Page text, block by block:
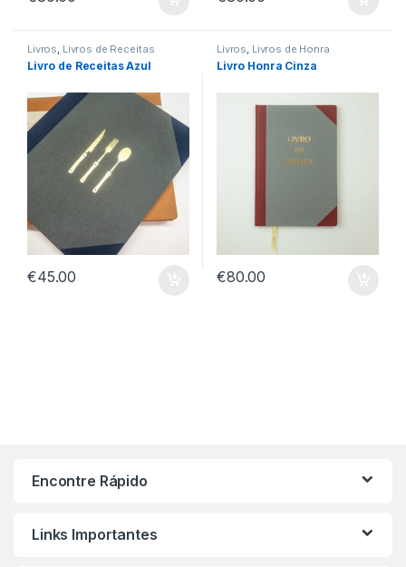
Livros, Livros de Receitas
Livro de Receitas Azul
€45.00
Livros, Livros de Honra
Livro Honra Cinza
€80.00
Encontre Rápido
Links Importantes